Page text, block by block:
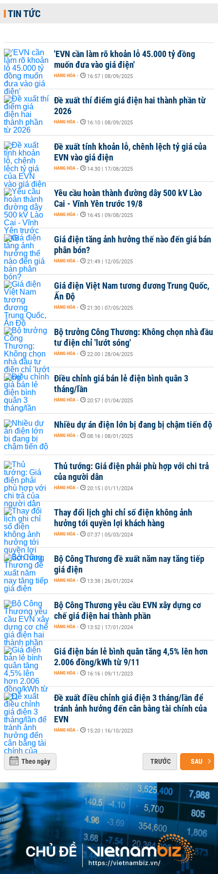
TIN TỨC
'EVN cần làm rõ khoản lỗ 45.000 tỷ đồng
muốn đưa vào giá điện'
HÀNG HÓA - 16:57 | 08/09/2025
Đề xuất thí điểm giá điện hai thành phần từ
2026
HÀNG HÓA - 16:10 | 08/09/2025
Đề xuất tính khoản lỗ, chênh lệch tỷ giá của
EVN vào giá điện
HÀNG HÓA - 14:30 | 17/08/2025
Yêu cầu hoàn thành đường dây 500 kV Lào
Cai - Vĩnh Yên trước 19/8
HÀNG HÓA - 16:45 | 09/08/2025
Giá điện tăng ảnh hưởng thế nào đến giá bán
phân bón?
HÀNG HÓA - 21:49 | 12/05/2025
Giá điện Việt Nam tương đương Trung Quốc,
Ấn Độ
HÀNG HÓA - 21:30 | 07/05/2025
Bộ trưởng Công Thương: Không chọn nhà đầu
tư điện chỉ 'lướt sóng'
HÀNG HÓA - 22:00 | 28/04/2025
Điều chỉnh giá bán lẻ điện bình quân 3
tháng/lần
HÀNG HÓA - 20:57 | 01/04/2025
Nhiều dự án điện lớn bị đang bị chậm tiến độ
HÀNG HÓA - 08:16 | 08/01/2025
Thủ tướng: Giá điện phải phù hợp với chi trả
của người dân
HÀNG HÓA - 20:15 | 01/11/2024
Thay đổi lịch ghi chỉ số điện không ảnh
hưởng tới quyền lợi khách hàng
HÀNG HÓA - 07:37 | 05/03/2024
Bộ Công Thương đề xuất năm nay tăng tiếp
giá điện
HÀNG HÓA - 13:38 | 26/01/2024
Bộ Công Thương yêu cầu EVN xây dựng cơ
chế giá điện hai thành phần
HÀNG HÓA - 13:52 | 17/01/2024
Giá điện bán lẻ bình quân tăng 4,5% lên hơn
2.006 đồng/kWh từ 9/11
HÀNG HÓA - 16:16 | 09/11/2023
Đề xuất điều chỉnh giá điện 3 tháng/lần để
tránh ảnh hưởng đến cân bằng tài chính của
EVN
HÀNG HÓA - 15:20 | 16/10/2023
Theo ngày TRƯỚC SAU